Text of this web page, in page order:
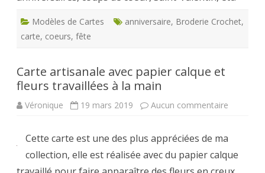
Modèles de Cartes anniversaire, Broderie Crochet,
carte, coeurs, fête
Carte artisanale avec papier calque et
fleurs travaillées à la main
Véronique 19 mars 2019 Aucun commentaire
et
Cette carte est une des plus appréciées de ma
collection, elle est réalisée avec du papier calque